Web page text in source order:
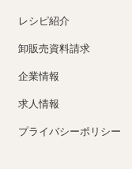
レシピ紹介
卸販売資料請求
企業情報
求人情報
プライバシーポリシー